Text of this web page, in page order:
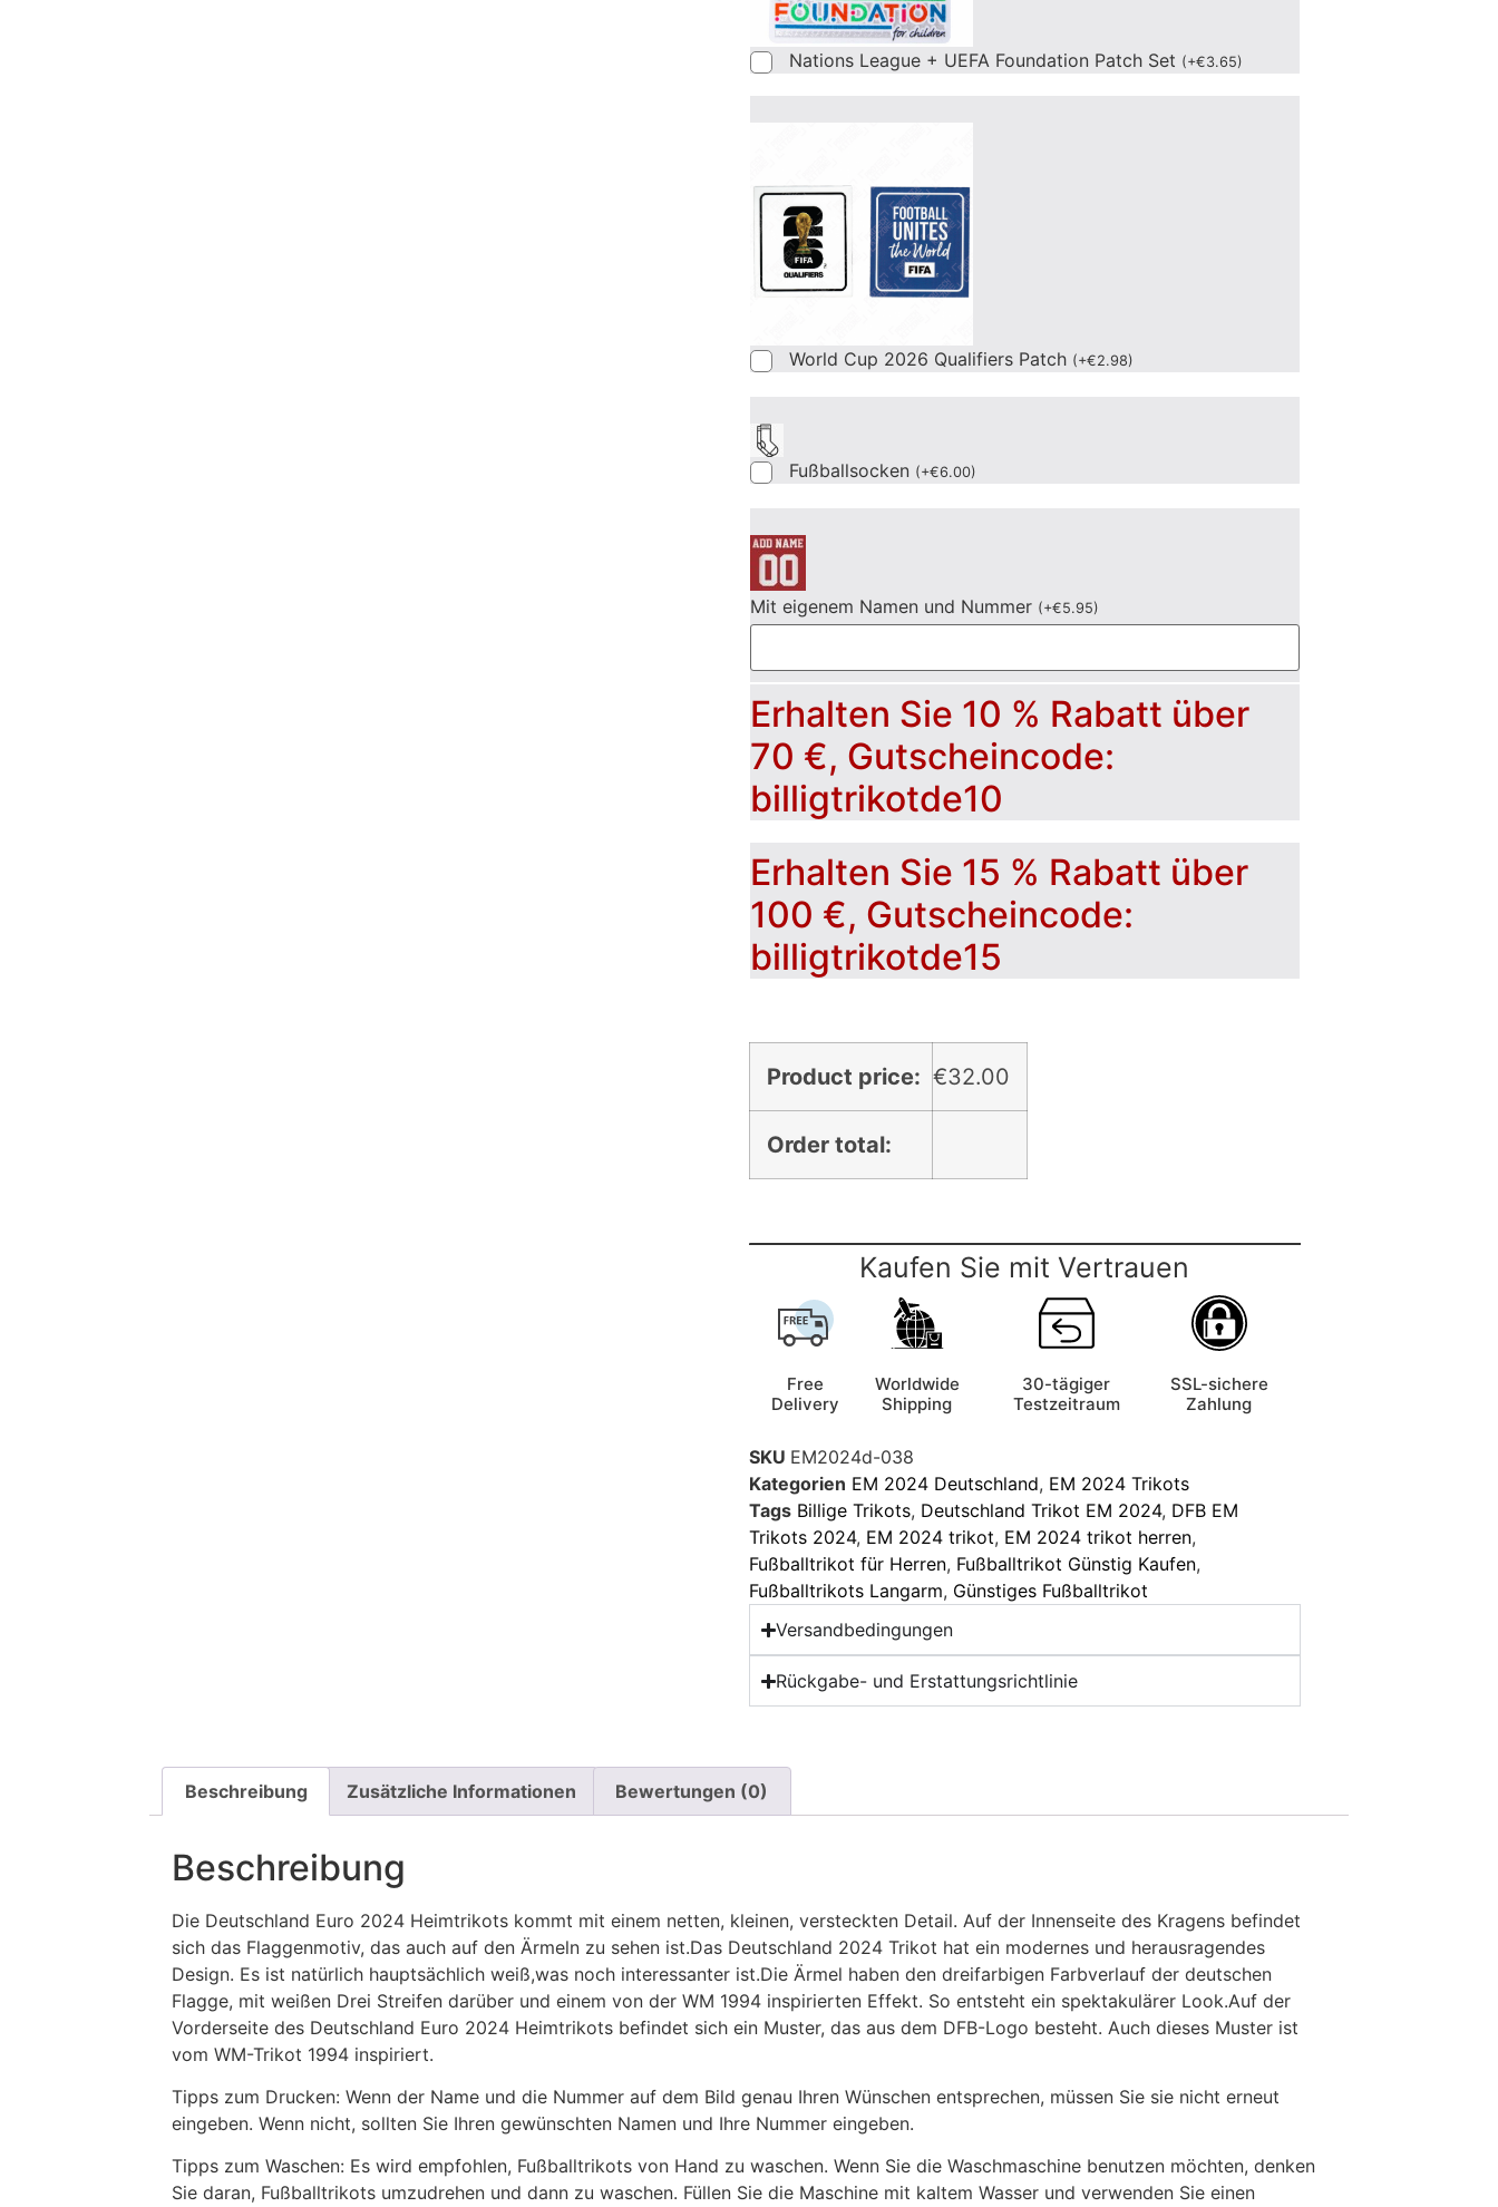
Nations League + UEFA Foundation Patch Set (+€3.65)
World Cup 2026 Qualifiers Patch (+€2.98)
Fußballsocken (+€6.00)
Mit eigenem Namen und Nummer (+€5.95)
Erhalten Sie 10 % Rabatt über
70 €, Gutscheincode:
billigtrikotde10
Erhalten Sie 15 % Rabatt über
100 €, Gutscheincode:
billigtrikotde15
Product price: €32.00
Order total:
Kaufen Sie mit Vertrauen
Free
Delivery
Worldwide
Shipping
30-tägiger
Testzeitraum
SSL-sichere
Zahlung
SKU EM2024d-038
Kategorien EM 2024 Deutschland, EM 2024 Trikots
Tags Billige Trikots, Deutschland Trikot EM 2024, DFB EM
Trikots 2024, EM 2024 trikot, EM 2024 trikot herren,
Fußballtrikot für Herren, Fußballtrikot Günstig Kaufen,
Fußballtrikots Langarm, Günstiges Fußballtrikot
Versandbedingungen
Rückgabe- und Erstattungsrichtlinie
Beschreibung Zusätzliche Informationen Bewertungen (0)
Beschreibung
Die Deutschland Euro 2024 Heimtrikots kommt mit einem netten, kleinen, versteckten Detail. Auf der Innenseite des Kragens befindet
sich das Flaggenmotiv, das auch auf den Ärmeln zu sehen ist.Das Deutschland 2024 Trikot hat ein modernes und herausragendes
Design. Es ist natürlich hauptsächlich weiß,was noch interessanter ist.Die Ärmel haben den dreifarbigen Farbverlauf der deutschen
Flagge, mit weißen Drei Streifen darüber und einem von der WM 1994 inspirierten Effekt. So entsteht ein spektakulärer Look.Auf der
Vorderseite des Deutschland Euro 2024 Heimtrikots befindet sich ein Muster, das aus dem DFB-Logo besteht. Auch dieses Muster ist
vom WM-Trikot 1994 inspiriert.
Tipps zum Drucken: Wenn der Name und die Nummer auf dem Bild genau Ihren Wünschen entsprechen, müssen Sie sie nicht erneut
eingeben. Wenn nicht, sollten Sie Ihren gewünschten Namen und Ihre Nummer eingeben.
Tipps zum Waschen: Es wird empfohlen, Fußballtrikots von Hand zu waschen. Wenn Sie die Waschmaschine benutzen möchten, denken
Sie daran, Fußballtrikots umzudrehen und dann zu waschen. Füllen Sie die Maschine mit kaltem Wasser und verwenden Sie einen